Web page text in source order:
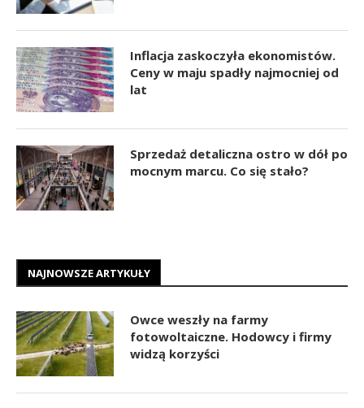
Inflacja zaskoczyła ekonomistów.
Ceny w maju spadły najmocniej od
lat
Sprzedaż detaliczna ostro w dół po
mocnym marcu. Co się stało?
NAJNOWSZE ARTYKUŁY
Owce weszły na farmy
fotowoltaiczne. Hodowcy i firmy
widzą korzyści